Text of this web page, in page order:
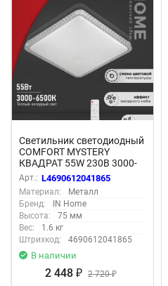
Светильник светодиодный
COMFORT MYSTERY
КВАДРАТ 55W 230В 3000-
6500K 4400Лм 430x65мм с
пультом ДУ IN HOME
Арт.: L4690612041865
Материал:
Металл
Бренд:
IN Home
Высота:
75 мм
Вес:
1.6 кг
Штрихкод:
4690612041865
В наличии
2 448 ₽ 2 720₽